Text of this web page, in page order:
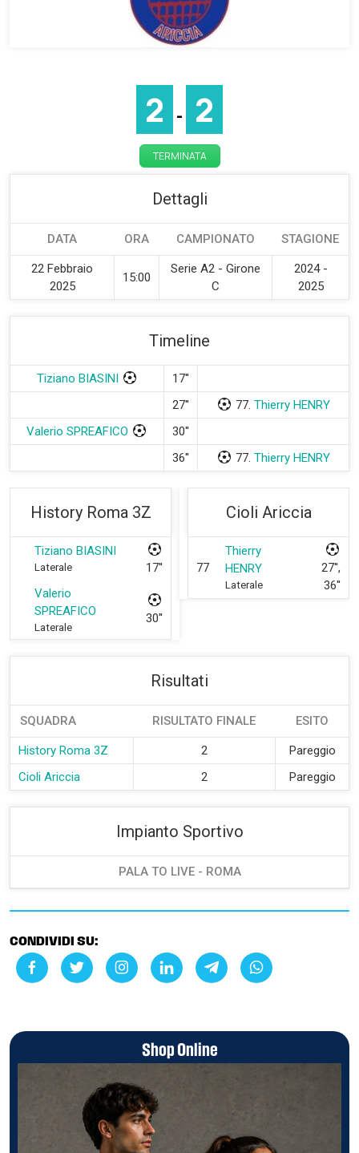
2 - 2
TERMINATA
Dettagli
DATA ORA CAMPIONATO STAGIONE
22 Febbraio
2025
15:00
Serie A2 - Girone
C
2024 -
2025
Timeline
Tiziano BIASINI
17''
27''
77. Thierry HENRY
Valerio SPREAFICO
30''
36''
77. Thierry HENRY
History Roma 3Z
Tiziano BIASINI
Laterale
17''
Valerio
SPREAFICO
Laterale
30''
Cioli Ariccia
77
Thierry
HENRY
Laterale
27'',
36''
Risultati
SQUADRA RISULTATO FINALE ESITO
History Roma 3Z 2
Pareggio
Cioli Ariccia
2 Pareggio
Impianto Sportivo
PALA TO LIVE - ROMA
CONDIVIDI SU:
Shop Online